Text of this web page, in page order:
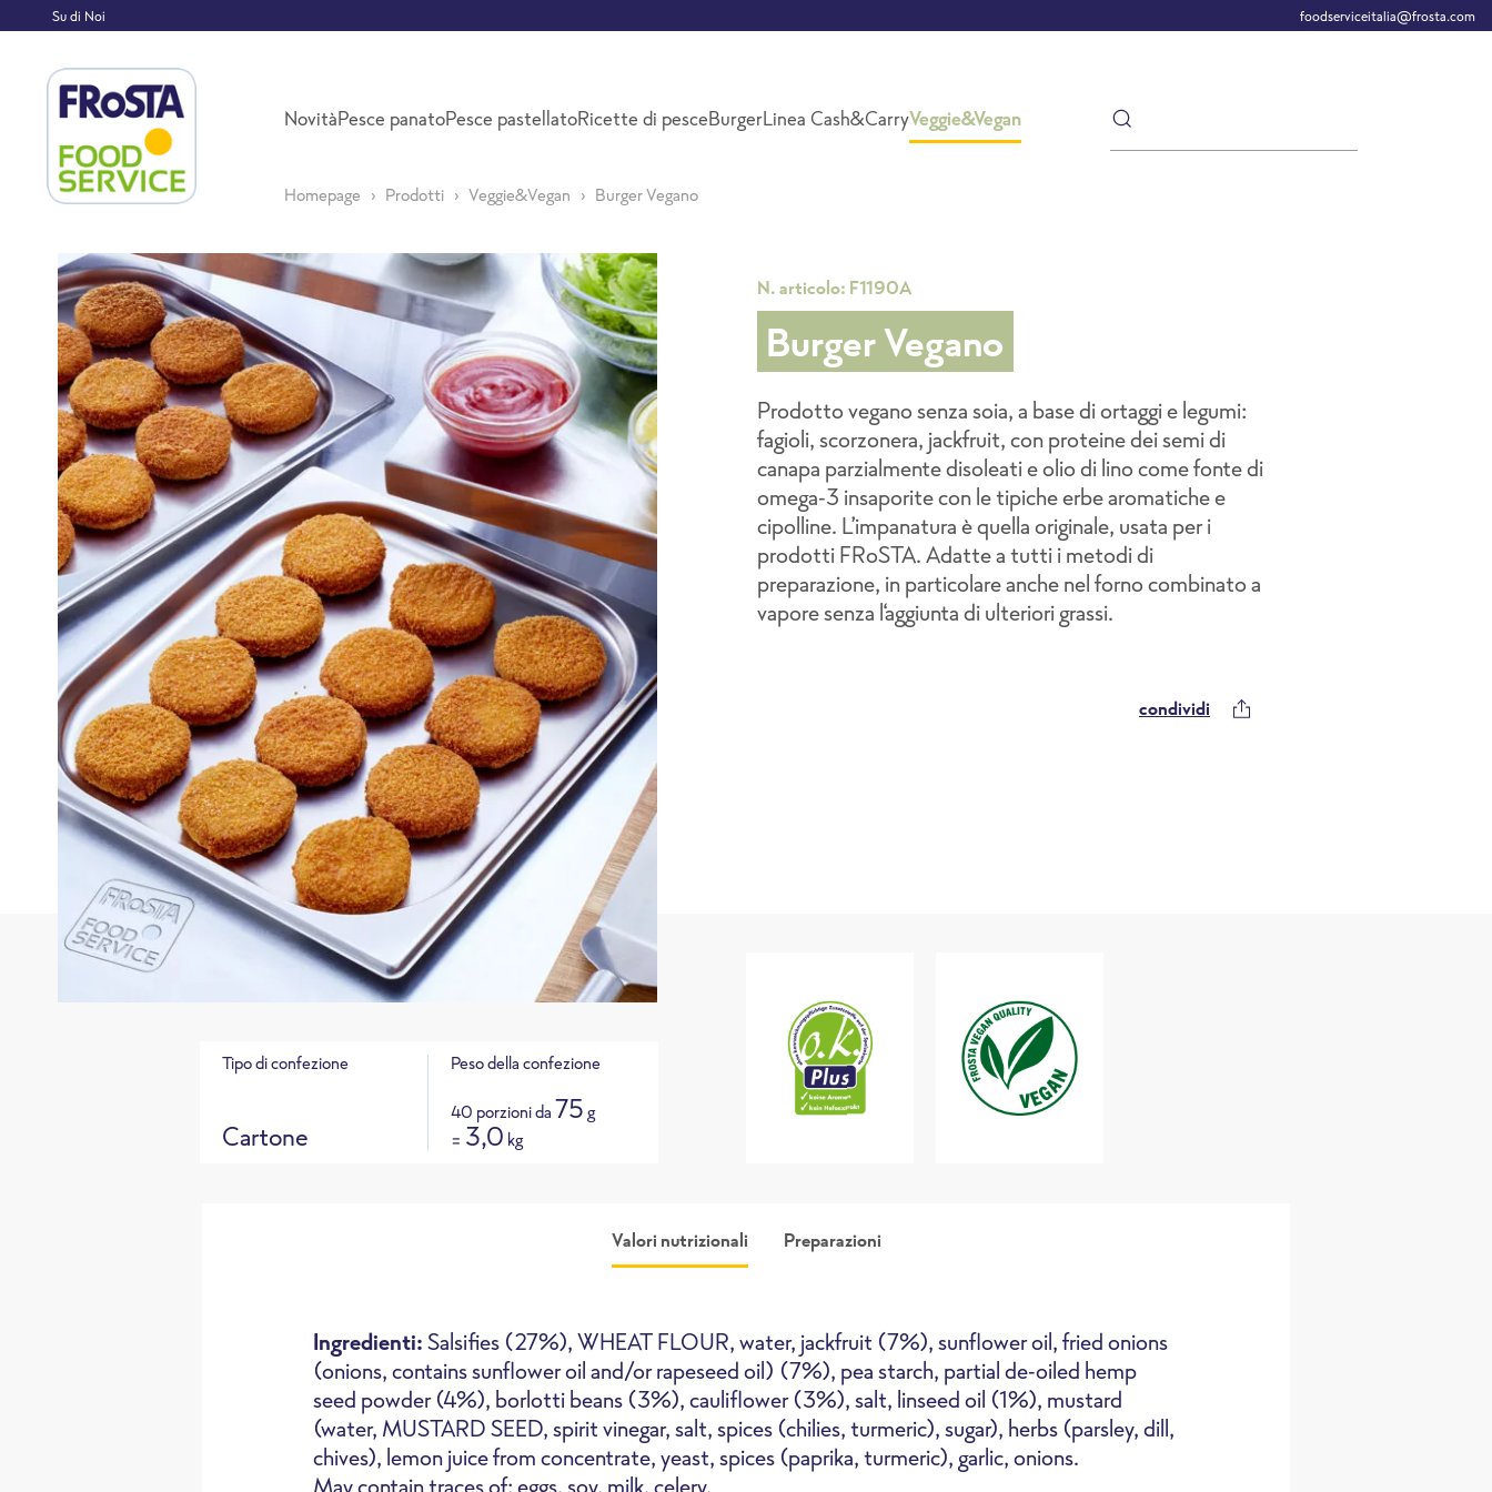
Su di Noi foodserviceitalia@frosta.com
NovitàPesce panatoPesce pastellatoRicette di pesceBurgerLinea Cash&CarryVeggie&Vegan
Homepage Prodotti Veggie&Vegan Burger Vegano
N. articolo: F1190A
Burger Vegano
Prodotto vegano senza soia, a base di ortaggi e legumi:
fagioli, scorzonera, jackfruit, con proteine dei semi di
canapa parzialmente disoleati e olio di lino come fonte di
omega-3 insaporite con le tipiche erbe aromatiche e
cipolline. L’impanatura è quella originale, usata per i
prodotti FRoSTA. Adatte a tutti i metodi di
preparazione, in particolare anche nel forno combinato a
vapore senza l‘aggiunta di ulteriori grassi.
condividi
Tipo di confezione
Cartone
Peso della confezione
40 porzioni da 75g
= 3,0 kg
Valori nutrizionali Preparazioni
Ingredienti:Salsifies (27%), WHEAT FLOUR, water, jackfruit (7%), sunflower oil, fried onions
(onions, contains sunflower oil and/or rapeseed oil) (7%), pea starch, partial de-oiled hemp
seed powder (4%), borlotti beans (3%), cauliflower (3%), salt, linseed oil (1%), mustard
(water, MUSTARD SEED, spirit vinegar, salt, spices (chilies, turmeric), sugar), herbs (parsley, dill,
chives), lemon juice from concentrate, yeast, spices (paprika, turmeric), garlic, onions.
Forno Forno ad alta velocità Friggitrice Padella Pentola